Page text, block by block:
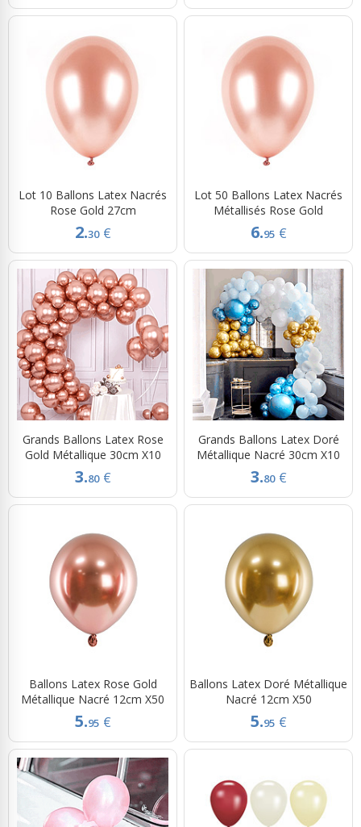
Lot 10 Ballons Latex Nacrés
Rose Gold 27cm
2.30 €
Lot 50 Ballons Latex Nacrés
Métallisés Rose Gold
6.95 €
Grands Ballons Latex Rose
Gold Métallique 30cm X10
3.80 €
Grands Ballons Latex Doré
Métallique Nacré 30cm X10
3.80 €
Ballons Latex Rose Gold
Métallique Nacré 12cm X50
5.95 €
Ballons Latex Doré Métallique
Nacré 12cm X50
5.95 €